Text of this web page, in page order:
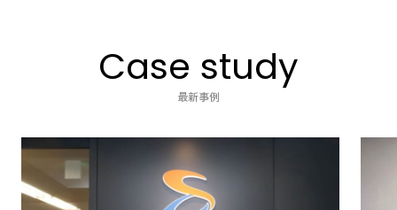
Case study
最新事例